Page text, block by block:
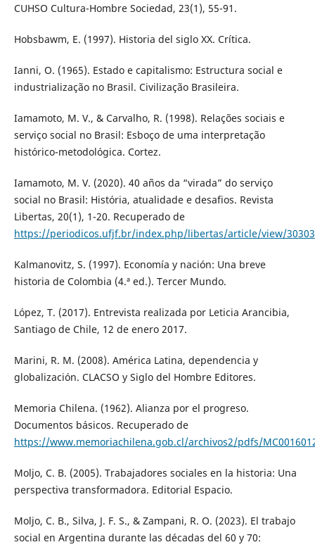
CUHSO Cultura-Hombre Sociedad, 23(1), 55-91.
Hobsbawm, E. (1997). Historia del siglo XX. Crítica.
Ianni, O. (1965). Estado e capitalismo: Estructura social e
industrialização no Brasil. Civilização Brasileira.
Iamamoto, M. V., & Carvalho, R. (1998). Relações sociais e
serviço social no Brasil: Esboço de uma interpretação
histórico-metodológica. Cortez.
Iamamoto, M. V. (2020). 40 años da “virada” do serviço
social no Brasil: História, atualidade e desafios. Revista
Libertas, 20(1), 1-20. Recuperado de
https://periodicos.ufjf.br/index.php/libertas/article/view/
Kalmanovitz, S. (1997). Economía y nación: Una breve
historia de Colombia (4.ª ed.). Tercer Mundo.
López, T. (2017). Entrevista realizada por Leticia Arancibia,
Santiago de Chile, 12 de enero 2017.
Marini, R. M. (2008). América Latina, dependencia y
globalización. CLACSO y Siglo del Hombre Editores.
Memoria Chilena. (1962). Alianza por el progreso.
Documentos básicos. Recuperado de
https://www.memoriachilena.gob.cl/archivos2/pdfs/
Moljo, C. B. (2005). Trabajadores sociales en la historia: Una
perspectiva transformadora. Editorial Espacio.
Moljo, C. B., Silva, J. F. S., & Zampani, R. O. (2023). El trabajo
social en Argentina durante las décadas del 60 y 70: